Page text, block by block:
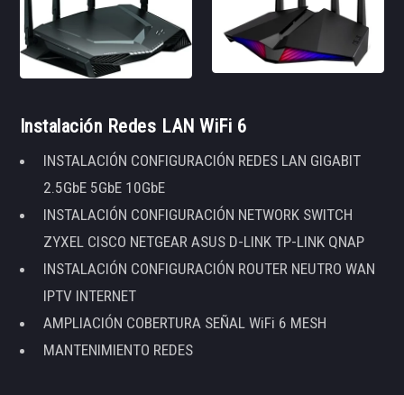
Instalación Redes LAN WiFi 6
INSTALACIÓN CONFIGURACIÓN REDES LAN GIGABIT
2.5GbE 5GbE 10GbE
INSTALACIÓN CONFIGURACIÓN NETWORK SWITCH
ZYXEL CISCO NETGEAR ASUS D-LINK TP-LINK QNAP
INSTALACIÓN CONFIGURACIÓN ROUTER NEUTRO WAN
IPTV INTERNET
AMPLIACIÓN COBERTURA SEÑAL WiFi 6 MESH
MANTENIMIENTO REDES